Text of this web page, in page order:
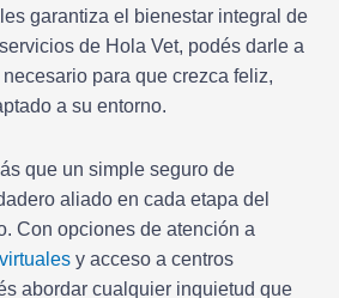
garantiza el bienestar integral de
de Hola Vet, podés darle a
para que crezca feliz,
a su entorno.
que un simple seguro de
aliado en cada etapa del
Con opciones de atención a
y acceso a centros
abordar cualquier inquietud que